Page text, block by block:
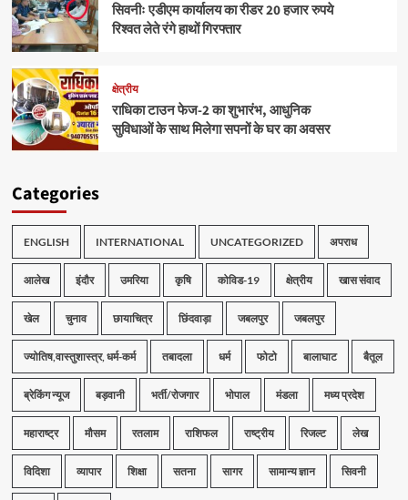
सिवनीः एडीएम कार्यालय का रीडर 20 हजार रुपये
रिश्वत लेते रंगे हाथों गिरफ्तार
क्षेत्रीय
राधिका टाउन फेज-2 का शुभारंभ, आधुनिक
सुविधाओं के साथ मिलेगा सपनों के घर का अवसर
Categories
ENGLISH INTERNATIONAL UNCATEGORIZED अपराध
आलेख इंदौर उमरिया कृषि कोविड-19 क्षेत्रीय खास संवाद
खेल चुनाव छायाचित्र छिंदवाड़ा जबलपुर जबलपुर
ज्योतिष,वास्तुशास्त्र, धर्म-कर्म तबादला धर्म फोटो बालाघाट बैतूल
ब्रेकिंग न्यूज बड़वानी भर्ती/रोजगार भोपाल मंडला मध्य प्रदेश
महाराष्ट्र मौसम रतलाम राशिफल राष्ट्रीय रिजल्ट लेख
विदिशा व्यापार शिक्षा सतना सागर सामान्य ज्ञान सिवनी